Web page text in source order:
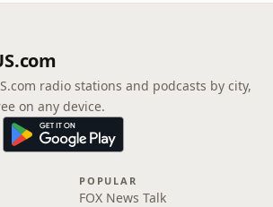
radio stations and podcasts by city,
on any device.
POPULAR
FOX News Talk